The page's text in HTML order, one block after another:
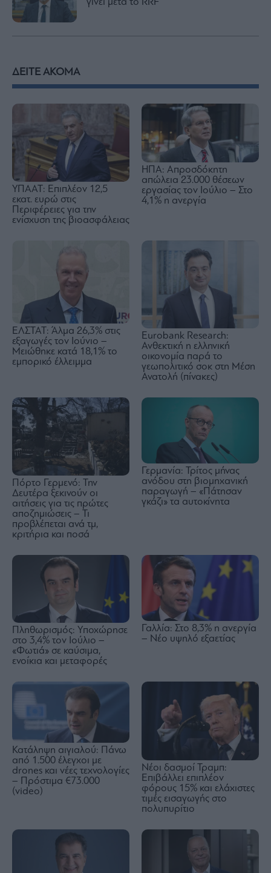
ΔΕΙΤΕ ΑΚΟΜΑ
ΥΠΑΑΤ: Επιπλέον 12,5
εκατ. ευρώ στις
Περιφέρειες για την
ενίσχυση της βιοασφάλειας
ΗΠΑ: Απροσδόκητη
απώλεια 23.000 θέσεων
εργασίας τον Ιούλιο – Στο
4,1% η ανεργία
ΕΛΣΤΑΤ: Άλμα 26,3% στις
εξαγωγές τον Ιούνιο –
Μειώθηκε κατά 18,1% το
εμπορικό έλλειμμα
Eurobank Research:
Ανθεκτική η ελληνική
οικονομία παρά το
γεωπολιτικό σοκ στη Μέση
Ανατολή (πίνακες)
Πόρτο Γερμενό: Την
Δευτέρα ξεκινούν οι
αιτήσεις για τις πρώτες
αποζημιώσεις – Τι
προβλέπεται ανά τμ,
κριτήρια και ποσά
Γερμανία: Τρίτος μήνας
ανόδου στη βιομηχανική
παραγωγή – «Πάτησαν
γκάζι» τα αυτοκίνητα
Πληθωρισμός: Yποχώρησε
στο 3,4% τον Ιούλιο –
«Φωτιά» σε καύσιμα,
ενοίκια και μεταφορές
Γαλλία: Στο 8,3% η ανεργία
– Νέο υψηλό εξαετίας
Κατάληψη αιγιαλού: Πάνω
από 1.500 έλεγχοι με
drones και νέες τεχνολογίες
– Πρόστιμα €73.000
(video)
Nέοι δασμοί Τραμπ:
Επιβάλλει επιπλέον
φόρους 15% και ελάχιστες
τιμές εισαγωγής στο
πολυπυρίτιο